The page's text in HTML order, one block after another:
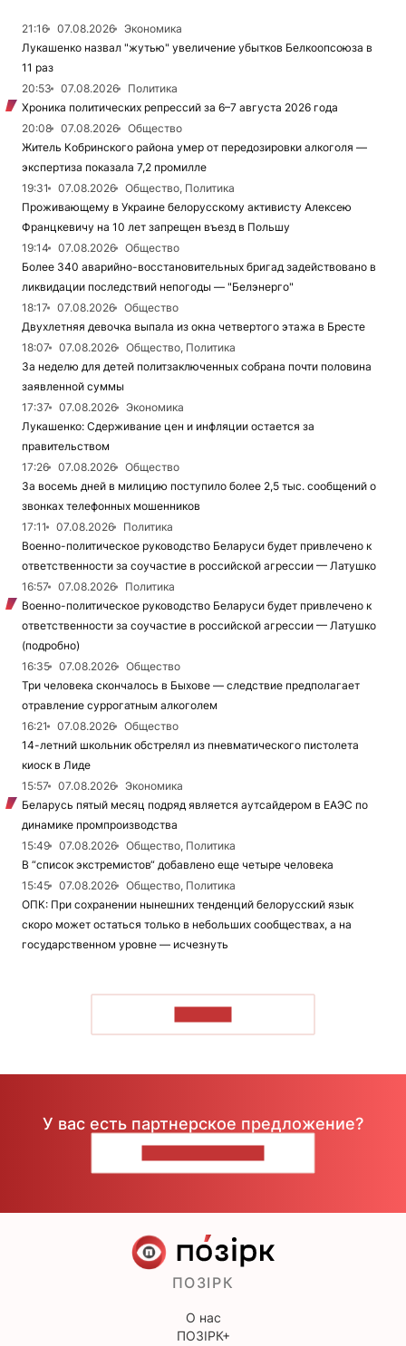
21:16 07.08.2026
Экономика
Лукашенко назвал "жутью" увеличение убытков Белкоопсоюза в
11 раз
20:53
07.08.2026
Политика
Хроника политических репрессий за 6–7 августа 2026 года
20:08
07.08.2026
Общество
Житель Кобринского района умер от передозировки алкоголя —
экспертиза показала 7,2 промилле
19:31
07.08.2026
Общество, Политика
Проживающему в Украине белорусскому активисту Алексею
Францкевичу на 10 лет запрещен въезд в Польшу
19:14
07.08.2026
Общество
Более 340 аварийно-восстановительных бригад задействовано в
ликвидации последствий непогоды — "Белэнерго"
18:17
07.08.2026
Общество
Двухлетняя девочка выпала из окна четвертого этажа в Бресте
18:07
07.08.2026
Общество, Политика
За неделю для детей политзаключенных собрана почти половина
заявленной суммы
17:37
07.08.2026
Экономика
Лукашенко: Сдерживание цен и инфляции остается за
правительством
17:26
07.08.2026
Общество
За восемь дней в милицию поступило более 2,5 тыс. сообщений о
звонках телефонных мошенников
17:11
07.08.2026
Политика
Военно-политическое руководство Беларуси будет привлечено к
ответственности за соучастие в российской агрессии — Латушко
16:57
07.08.2026
Политика
Военно-политическое руководство Беларуси будет привлечено к
ответственности за соучастие в российской агрессии — Латушко
(подробно)
16:35
07.08.2026
Общество
Три человека скончалось в Быхове — следствие предполагает
отравление суррогатным алкоголем
16:21
07.08.2026
Общество
14-летний школьник обстрелял из пневматического пистолета
киоск в Лиде
15:57
07.08.2026
Экономика
Беларусь пятый месяц подряд является аутсайдером в ЕАЭС по
динамике промпроизводства
15:49
07.08.2026
Общество, Политика
В “список экстремистов“ добавлено еще четыре человека
15:45
07.08.2026
Общество, Политика
ОПК: При сохранении нынешних тенденций белорусский язык
скоро может остаться только в небольших сообществах, а на
государственном уровне — исчезнуть
У вас есть партнерское предложение?
ПОЗІРК
О нас
ПОЗІРК+